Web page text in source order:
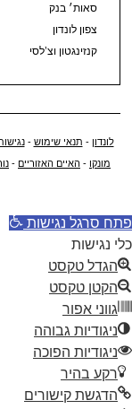
סאות׳ בנק
צפון לונדון
קנזינגטון וצ’לסי
לונדון - תנאי שימוש -
מונקו - האיים האזוריים -
פתח סרגל נגישות
כלי נגישות
הגדל טקסט
הקטן טקסט
גווני אפור
ניגודיות גבוהה
ניגודיות הפוכה
רקע בהיר
הדגשת קישורים